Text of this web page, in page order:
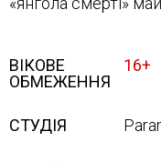
ВІКОВЕ
ОБМЕЖЕННЯ
16+
СТУДІЯ